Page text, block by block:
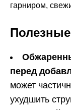
гарниром,
перед
может
ухудшить